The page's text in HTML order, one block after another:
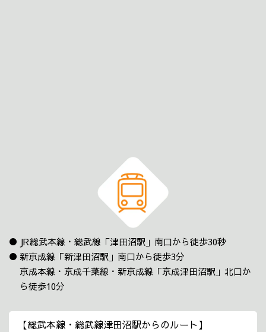
JR総武本線・総武線「津田沼駅」南口から徒歩30秒
新京成線「新津田沼駅」南口から徒歩3分
京成本線・京成千葉線・新京成線「京成津田沼駅」北口か
ら徒歩10分
【総武本線・総武線津田沼駅からのルート】